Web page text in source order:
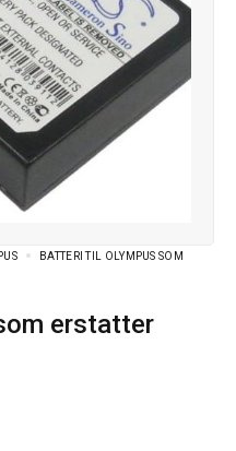
BATTERI TIL OLYMPUS SOM